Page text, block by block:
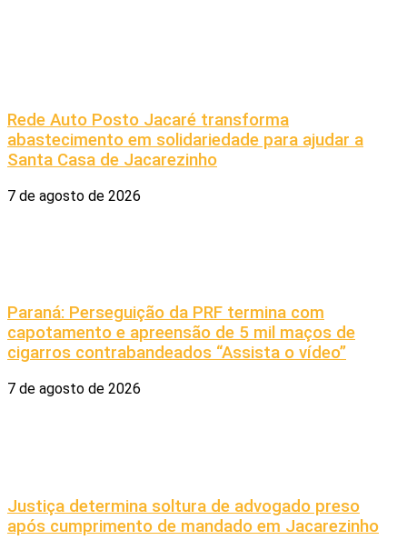
Rede Auto Posto Jacaré transforma
abastecimento em solidariedade para ajudar a
Santa Casa de Jacarezinho
7 de agosto de 2026
Paraná: Perseguição da PRF termina com
capotamento e apreensão de 5 mil maços de
cigarros contrabandeados “Assista o vídeo”
7 de agosto de 2026
Justiça determina soltura de advogado preso
após cumprimento de mandado em Jacarezinho